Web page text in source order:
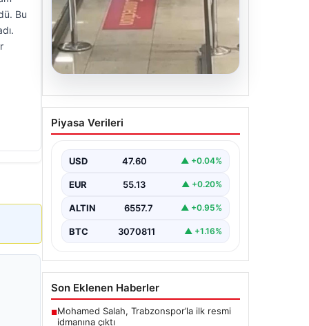
Bu
BTC 3070811 ▲ +1.16%
Son Eklenen Haberler
idmanına çıktı
Havalimanı Personeline Onur Ödülü
Açık Alan Yaşam alanlarında Estetik ve
Gümüş Madalya İle Döndü